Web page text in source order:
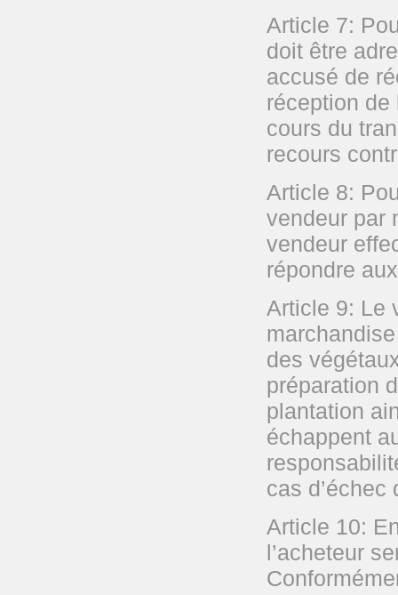
Article 7:
doit être
accusé de
réception de
cours du
recours
Article 8:
vendeur par
vendeur
répondre
Article 9: Le
des
préparation
plantation
échappent
cas d’échec
Article 10:
l’acheteur